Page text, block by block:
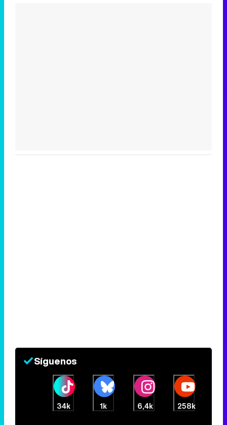
Síguenos
34k 1k 6,4k 258k